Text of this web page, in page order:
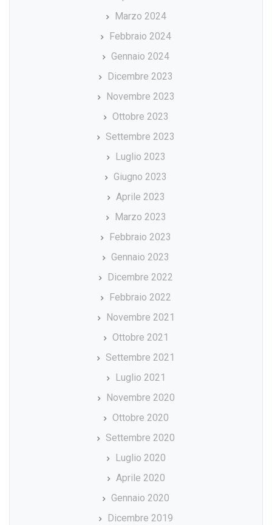
Marzo 2024
Febbraio 2024
Gennaio 2024
Dicembre 2023
Novembre 2023
Ottobre 2023
Settembre 2023
Luglio 2023
Giugno 2023
Aprile 2023
Marzo 2023
Febbraio 2023
Gennaio 2023
Dicembre 2022
Febbraio 2022
Novembre 2021
Ottobre 2021
Settembre 2021
Luglio 2021
Novembre 2020
Ottobre 2020
Settembre 2020
Luglio 2020
Aprile 2020
Gennaio 2020
Dicembre 2019